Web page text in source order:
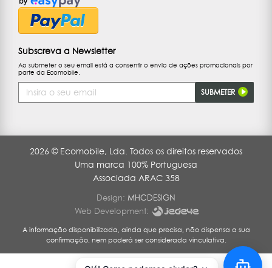
Subscreva a Newsletter
Ao submeter o seu email está a consentir o envio de ações promocionais por
parte da Ecomobile.
de
Email
SUBMETER
2026 © Ecomobile, Lda. Todos os direitos reservados
Uma marca 100% Portuguesa
Associada ARAC 358
Design: MHCDESIGN
Web Development:
A informação disponibilizada, ainda que precisa, não dispensa a sua
confirmação, nem poderá ser considerada vinculativa.